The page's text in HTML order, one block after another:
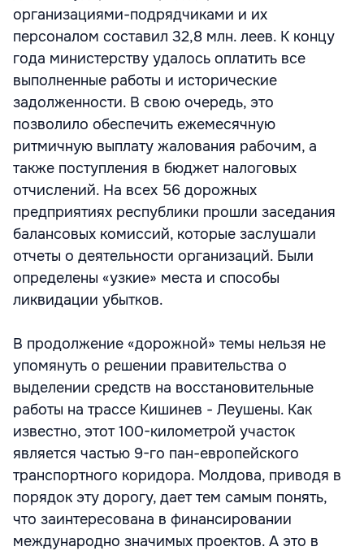
организациями-подрядчиками и их
персоналом составил 32,8 млн. леев. К концу
года министерству удалось оплатить все
выполненные работы и исторические
задолженности. В свою очередь, это
позволило обеспечить ежемесячную
ритмичную выплату жалования рабочим, а
также поступления в бюджет налоговых
отчислений. На всех 56 дорожных
предприятиях республики прошли заседания
балансовых комиссий, которые заслушали
отчеты о деятельности организаций. Были
определены «узкие» места и способы
ликвидации убытков.
В продолжение «дорожной» темы нельзя не
упомянуть о решении правительства о
выделении средств на восстановительные
работы на трассе Кишинев - Леушены. Как
известно, этот 100-километрой участок
является частью 9-го пан-европейского
транспортного коридора. Молдова, приводя в
порядок эту дорогу, дает тем самым понять,
что заинтересована в финансировании
международно значимых проектов. А это в